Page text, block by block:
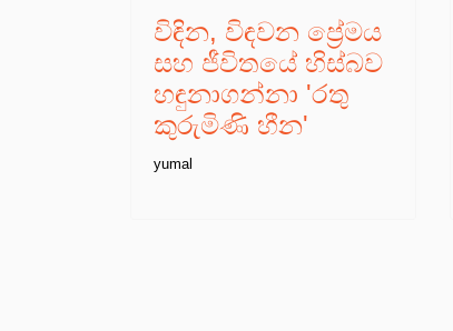
විඳින, විඳවන ප්‍රේමය
සහ ජීවිතයේ හිස්බව
හඳුනාගන්නා 'රතු
කුරුමිණි හීන'
yumal